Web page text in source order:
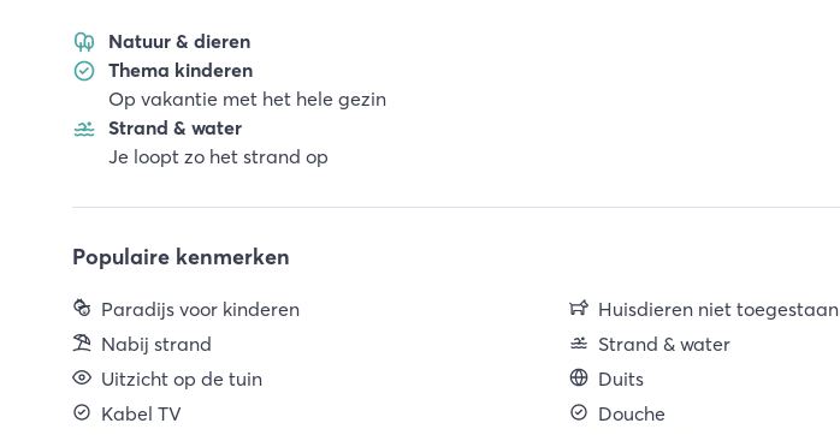
Natuur & dieren
Thema kinderen
Op vakantie met het hele gezin
Strand & water
Je loopt zo het strand op
Populaire kenmerken
Paradijs voor kinderen
Nabij strand
Uitzicht op de tuin
Kabel TV
Huisdieren niet toegestaan
Strand & water
Duits
Douche